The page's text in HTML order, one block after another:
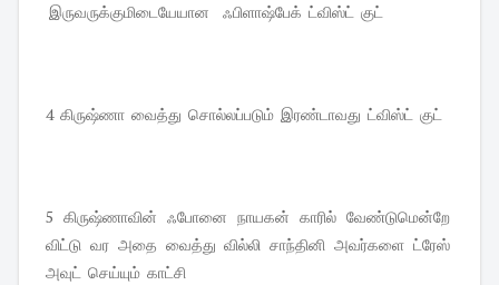
இருவருக்குமிடையேயான ஃபிளாஷ்பேக் ட்விஸ்ட் குட்
4 கிருஷ்ணா வைத்து சொல்லப்படும் இரண்டாவது ட்விஸ்ட் குட்
5 கிருஷ்ணாவின் ஃபோனை நாயகன் காரில் வேண்டுமென்றே
விட்டு வர அதை வைத்து வில்லி சாந்தினி அவர்களை ட்ரேஸ்
அவுட் செய்யும் காட்சி